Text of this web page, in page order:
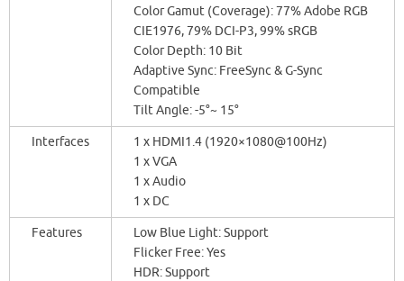
Color Gamut (Coverage): 77% Adobe RGB
CIE1976, 79% DCI-P3, 99% sRGB
Color Depth: 10 Bit
Adaptive Sync: FreeSync & G-Sync
Compatible
Tilt Angle: -5°~ 15°
Interfaces
1 x HDMI1.4 (1920×1080@100Hz)
1 x VGA
1 x Audio
1 x DC
Features
Low Blue Light: Support
Flicker Free: Yes
HDR: Support